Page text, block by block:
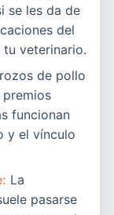
se les da de
del
veterinario.
de pollo
funcionan
y el vínculo
La
pasarse